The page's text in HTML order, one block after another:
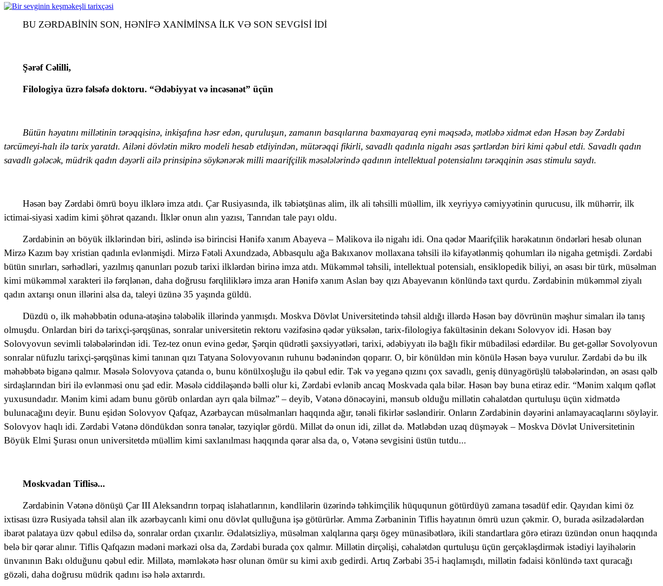
BU ZƏRDABİNİN SON, HƏNİFƏ XANİMİNSA İLK VƏ SON SEVGİSİ İDİ
Şərəf Cəlilli,
Filologiya üzrə fəlsəfə doktoru. “Ədəbiyyat və incəsənət” üçün
Bütün həyatını millətinin tərəqqisinə, inkişafına həsr edən, quruluşun, zamanın basqılarına baxmayaraq eyni məqsədə, mətləbə xidmət edən Həsən bəy Zərdabi
tərcümeyi-halı ilə tarix yaratdı. Ailəni dövlətin mikro modeli hesab etdiyindən, mütərəqqi fikirli, savadlı qadınla nigahı əsas şərtlərdən biri kimi qəbul etdi. Savadlı qadın
savadlı gələcək, müdrik qadın dəyərli ailə prinsipinə söykənərək milli maarifçilik məsələlərində qadının intellektual potensialını tərəqqinin əsas stimulu saydı.
Həsən bəy Zərdabi ömrü boyu ilklərə imza atdı. Çar Rusiyasında, ilk təbiətşünas alim, ilk ali təhsilli müəllim, ilk xeyriyyə cəmiyyətinin qurucusu, ilk mühərrir, ilk
ictimai-siyasi xadim kimi şöhrət qazandı. İlklər onun alın yazısı, Tanrıdan tale payı oldu.
Zərdabinin ən böyük ilklərindən biri, əslində isə birincisi Hənifə xanım Abayeva – Məlikova ilə nigahı idi. Ona qədər Maarifçilik hərəkatının öndərləri hesab olunan
Mirzə Kazım bəy xristian qadınla evlənmişdi. Mirzə Fətəli Axundzadə, Abbasqulu ağa Bakıxanov mollaxana təhsili ilə kifayətlənmiş qohumları ilə nigaha getmişdi. Zərdabi
bütün sınırları, sərhədləri, yazılmış qanunları pozub tarixi ilklərdən birinə imza atdı. Mükəmməl təhsili, intellektual potensialı, ensiklopedik biliyi, ən əsası bir türk, müsəlman
kimi mükəmməl xarakteri ilə fərqlənən, daha doğrusu fərqliliklərə imza aran Hənifə xanım Aslan bəy qızı Abayevanın könlündə taxt qurdu. Zərdabinin mükəmməl ziyalı
qadın axtarışı onun illərini alsa da, taleyi üzünə 35 yaşında güldü.
Düzdü o, ilk məhəbbətin oduna-atəşinə tələbəlik illərində yanmışdı. Moskva Dövlət Universitetində təhsil aldığı illərdə Həsən bəy dövrünün məşhur simaları ilə tanış
olmuşdu. Onlardan biri də tarixçi-şərqşünas, sonralar universitetin rektoru vəzifəsinə qədər yüksələn, tarix-filologiya fakültəsinin dekanı Solovyov idi. Həsən bəy
Solovyovun sevimli tələbələrindən idi. Tez-tez onun evinə gedər, Şərqin qüdrətli şəxsiyyətləri, tarixi, ədəbiyyatı ilə bağlı fikir mübadiləsi edərdilər. Bu get-gəllər Sovolyovun
sonralar nüfuzlu tarixçi-şərqşünas kimi tanınan qızı Tatyana Solovyovanın ruhunu bədənindən qoparır. O, bir könüldən min könülə Həsən bəyə vurulur. Zərdabi də bu ilk
məhəbbətə biganə qalmır. Məsələ Solovyova çatanda o, bunu könülxoşluğu ilə qəbul edir. Tək və yeganə qızını çox savadlı, geniş dünyagörüşlü tələbələrindən, ən əsası qəlb
sirdaşlarından biri ilə evlənməsi onu şad edir. Məsələ ciddiləşəndə bəlli olur ki, Zərdabi evlənib ancaq Moskvada qala bilər. Həsən bəy buna etiraz edir. “Mənim xalqım qəflət
yuxusundadır. Mənim kimi adam bunu görüb onlardan ayrı qala bilməz” – deyib, Vətənə dönəcəyini, mənsub olduğu millətin cəhalətdən qurtuluşu üçün xidmətdə
bulunacağını deyir. Bunu eşidən Solovyov Qafqaz, Azərbaycan müsəlmanları haqqında ağır, tənəli fikirlər səsləndirir. Onların Zərdabinin dəyərini anlamayacaqlarını söyləyir.
Solovyov haqlı idi. Zərdabi Vətənə döndükdən sonra tənələr, təzyiqlər gördü. Millət də onun idi, zillət də. Mətləbdən uzaq düşməyək – Moskva Dövlət Universitetinin
Böyük Elmi Şurası onun universitetdə müəllim kimi saxlanılması haqqında qərar alsa da, o, Vətənə sevgisini üstün tutdu...
Moskvadan Tiflisə...
Zərdabinin Vətənə dönüşü Çar III Aleksandrın torpaq islahatlarının, kəndlilərin üzərində təhkimçilik hüququnun götürdüyü zamana təsadüf edir. Qayıdan kimi öz
ixtisası üzrə Rusiyada təhsil alan ilk azərbaycanlı kimi onu dövlət qulluğuna işə götürürlər. Amma Zərbaninin Tiflis həyatının ömrü uzun çəkmir. O, burada əsilzadələrdən
ibarət palataya üzv qəbul edilsə də, sonralar ordan çıxarılır. Ədalətsizliyə, müsəlman xalqlarına qarşı ögey münasibətlərə, ikili standartlara görə etirazı üzündən onun haqqında
belə bir qərar alınır. Tiflis Qafqazın mədəni mərkəzi olsa da, Zərdabi burada çox qalmır. Millətin dirçəlişi, cəhalətdən qurtuluşu üçün gerçəkləşdirmək istədiyi layihələrin
ünvanının Bakı olduğunu qəbul edir. Millətə, məmləkətə həsr olunan ömür su kimi axıb gedirdi. Artıq Zərbabi 35-i haqlamışdı, millətin fədaisi könlündə taxt quracağı
gözəli, daha doğrusu müdrik qadını isə hələ axtarırdı.